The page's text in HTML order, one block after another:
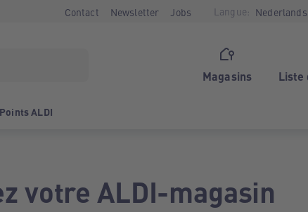
Contact Newsletter Jobs Langue: Nederlands
Magasins Liste
Points ALDI
votre ALDI-magasin